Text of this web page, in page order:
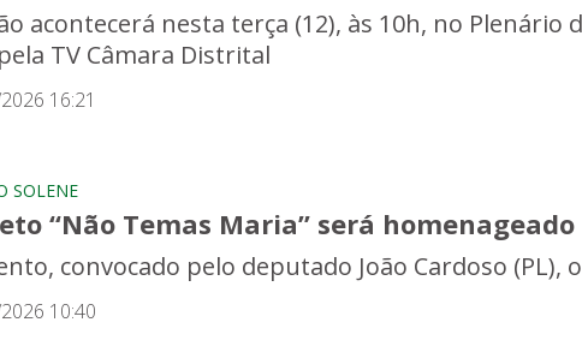
acontecerá nesta terça (12), às 10h, no Plenário
TV Câmara Distrital
16:21
SOLENE
“Não Temas Maria” será homenageado
convocado pelo deputado João Cardoso
10:40